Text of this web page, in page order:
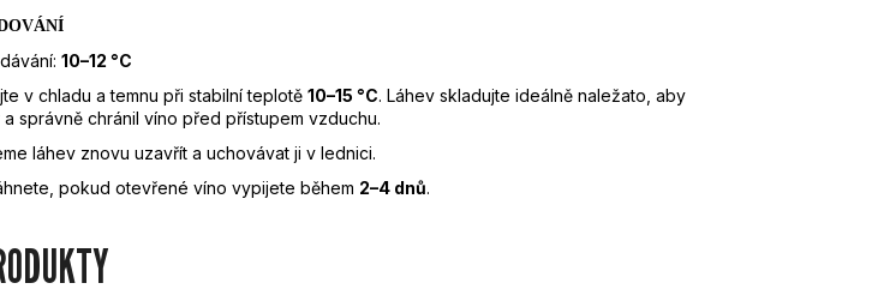
10–12 °C
v chladu a temnu při stabilní teplotě 10–15 °C. Láhev skladujte ideálně naležato, aby
správně chránil víno před přístupem vzduchu.
láhev znovu uzavřít a uchovávat ji v lednici.
pokud otevřené víno vypijete během 2–4 dnů.